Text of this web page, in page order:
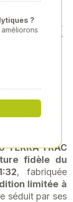
000 EX
TERRA TRAC
fidèle du
, fabriquée
limitée à
séduit par ses
?